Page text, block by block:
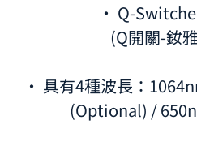
· Q-
(Q開關-釹
· 具有4種波長：
(Optional) /